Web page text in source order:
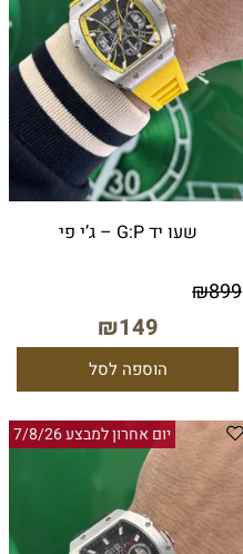
שעו יד G:P – ג’י פי
₪899
₪149
הוספה לסל
יום אחרון למבצע 7/8/26